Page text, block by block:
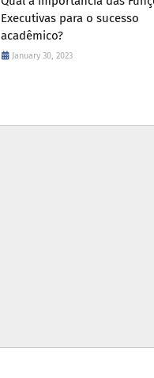
Executivas para o sucesso
acadêmico?
January 30, 2023